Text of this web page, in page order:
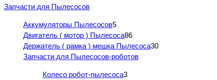
Запчасти для Пылесосов
Аккумуляторы Пылесосов5
Двигатель ( мотор ) Пылесоса86
Держатель ( рамка ) мешка Пылесоса30
Запчасти для Пылесосов-роботов
Колесо робот-пылесоса3